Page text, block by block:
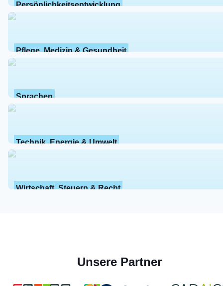
Persönlichkeitsentwicklung
Pflege, Medizin & Gesundheit
Sprachen
Technik, Energie & Umwelt
Wirtschaft, Steuern & Recht
Unsere Partner